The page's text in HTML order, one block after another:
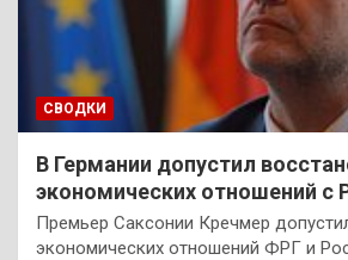
СВОДКИ
В Германии допустил
экономических отношений с
Премьер Саксонии Кречмер
экономических отношений ФРГ и